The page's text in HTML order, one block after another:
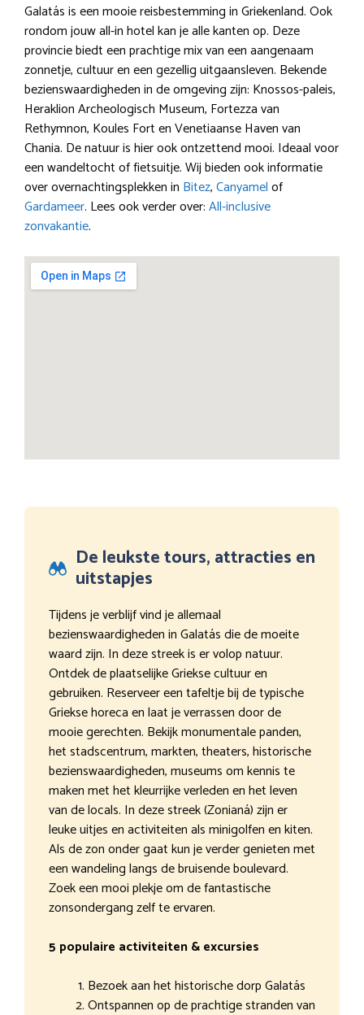
Galatás is een mooie reisbestemming in Griekenland. Ook
rondom jouw all-in hotel kan je alle kanten op. Deze
provincie biedt een prachtige mix van een aangenaam
zonnetje, cultuur en een gezellig uitgaansleven. Bekende
bezienswaardigheden in de omgeving zijn: Knossos-paleis,
Heraklion Archeologisch Museum, Fortezza van
Rethymnon, Koules Fort en Venetiaanse Haven van
Chania. De natuur is hier ook ontzettend mooi. Ideaal voor
een wandeltocht of fietsuitje. Wij bieden ook informatie
over overnachtingsplekken in Bitez,Canyamelof
Gardameer. Lees ook verder over:All-inclusive
zonvakantie.
De leukste tours, attracties en
uitstapjes
Tijdens je verblijf vind je allemaal
bezienswaardigheden in Galatás die de moeite
waard zijn. In deze streek is er volop natuur.
Ontdek de plaatselijke Griekse cultuur en
gebruiken. Reserveer een tafeltje bij de typische
Griekse horeca en laat je verrassen door de
mooie gerechten. Bekijk monumentale panden,
het stadscentrum, markten, theaters, historische
bezienswaardigheden, museums om kennis te
maken met het kleurrijke verleden en het leven
van de locals. In deze streek (Zonianá) zijn er
leuke uitjes en activiteiten als minigolfen en kiten.
Als de zon onder gaat kun je verder genieten met
een wandeling langs de bruisende boulevard.
Zoek een mooi plekje om de fantastische
zonsondergang zelf te ervaren.
5 populaire activiteiten & excursies
Bezoek aan het historische dorp Galatás
Ontspannen op de prachtige stranden van